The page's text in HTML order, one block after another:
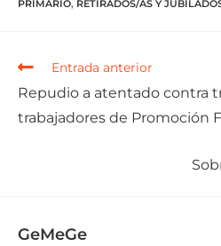
PRIMARIO, RETIRADOS/AS Y
Entrada anterior
Repudio a atentado contra
trabajadores de Promoción
GeMeGe